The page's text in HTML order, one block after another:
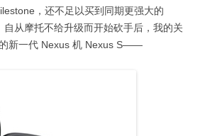
，还不足以买到同期更强大的
从摩托不给升级而开始砍手后，我的关
新一代 Nexus 机 Nexus S——